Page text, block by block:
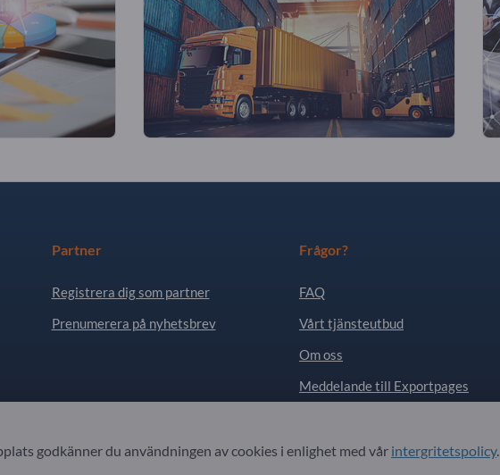
Partner
Registrera dig som partner
Prenumerera på nyhetsbrev
Frågor?
FAQ
Vårt tjänsteutbud
Om oss
Meddelande till Exportpages
GmbH. All Rights Reserved.
godkänner du användningen av cookies i enlighet med vår intergritetspolicy.